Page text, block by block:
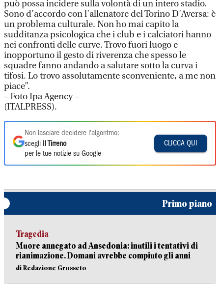
può possa incidere sulla volontà di un intero stadio.
Sono d’accordo con l’allenatore del Torino D’Aversa: è
un problema culturale. Non ho mai capito la
sudditanza psicologica che i club e i calciatori hanno
nei confronti delle curve. Trovo fuori luogo e
inopportuno il gesto di riverenza che spesso le
squadre fanno andando a salutare sotto la curva i
tifosi. Lo trovo assolutamente sconveniente, a me non
piace”.
– Foto Ipa Agency –
(ITALPRESS).
Non lasciare decidere l'algoritmo:
scegli
Il Tirreno
per le tue notizie su Google
CLICCA QUI
Primo piano
Tragedia
Muore annegato ad Ansedonia: inutili i tentativi di
rianimazione. Domani avrebbe compiuto gli anni
di Redazione Grosseto